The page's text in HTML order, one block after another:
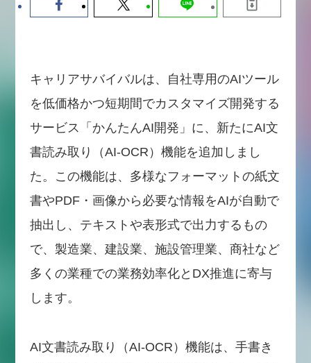
キャリアサバイバルは、自社専用のAIツール
を低価格かつ短期間でカスタマイズ開発する
サービス「かんたんAI開発」に、新たにAI文
書読み取り（AI-OCR）機能を追加しまし
た。この機能は、多様なフォーマットの紙文
書やPDF・画像から必要な情報をAIが自動で
抽出し、テキストや表形式で出力するもの
で、製造業、建設業、施設管理業、商社など
多くの業種での業務効率化とDX推進に寄与
します。
AI文書読み取り（AI-OCR）機能は、手書き